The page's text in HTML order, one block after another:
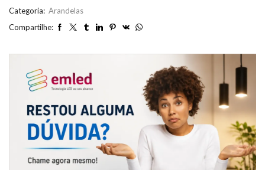
Categoria: Arandelas
Compartilhe: